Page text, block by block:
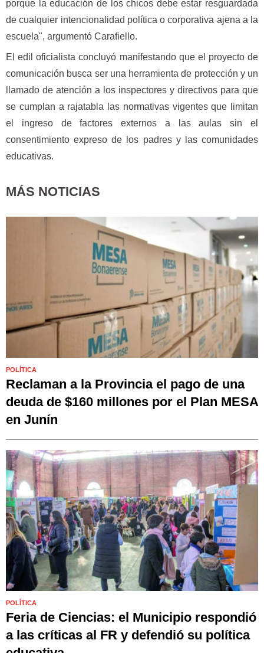
porque la educación de los chicos debe estar resguardada
de cualquier intencionalidad política o corporativa ajena a la
escuela", argumentó Carafiello.
El edil oficialista concluyó manifestando que el proyecto de
comunicación busca ser una herramienta de protección y un
llamado de atención a los inspectores y directivos para que
se cumplan a rajatabla las normativas vigentes que limitan
el ingreso de factores externos a las aulas sin el
consentimiento expreso de los padres y las comunidades
educativas.
MÁS NOTICIAS
POLÍTICA
Reclaman a la Provincia el pago de una
deuda de $160 millones por el Plan MESA
en Junín
POLÍTICA
Feria de Ciencias: el Municipio respondió
a las críticas al FR y defendió su política